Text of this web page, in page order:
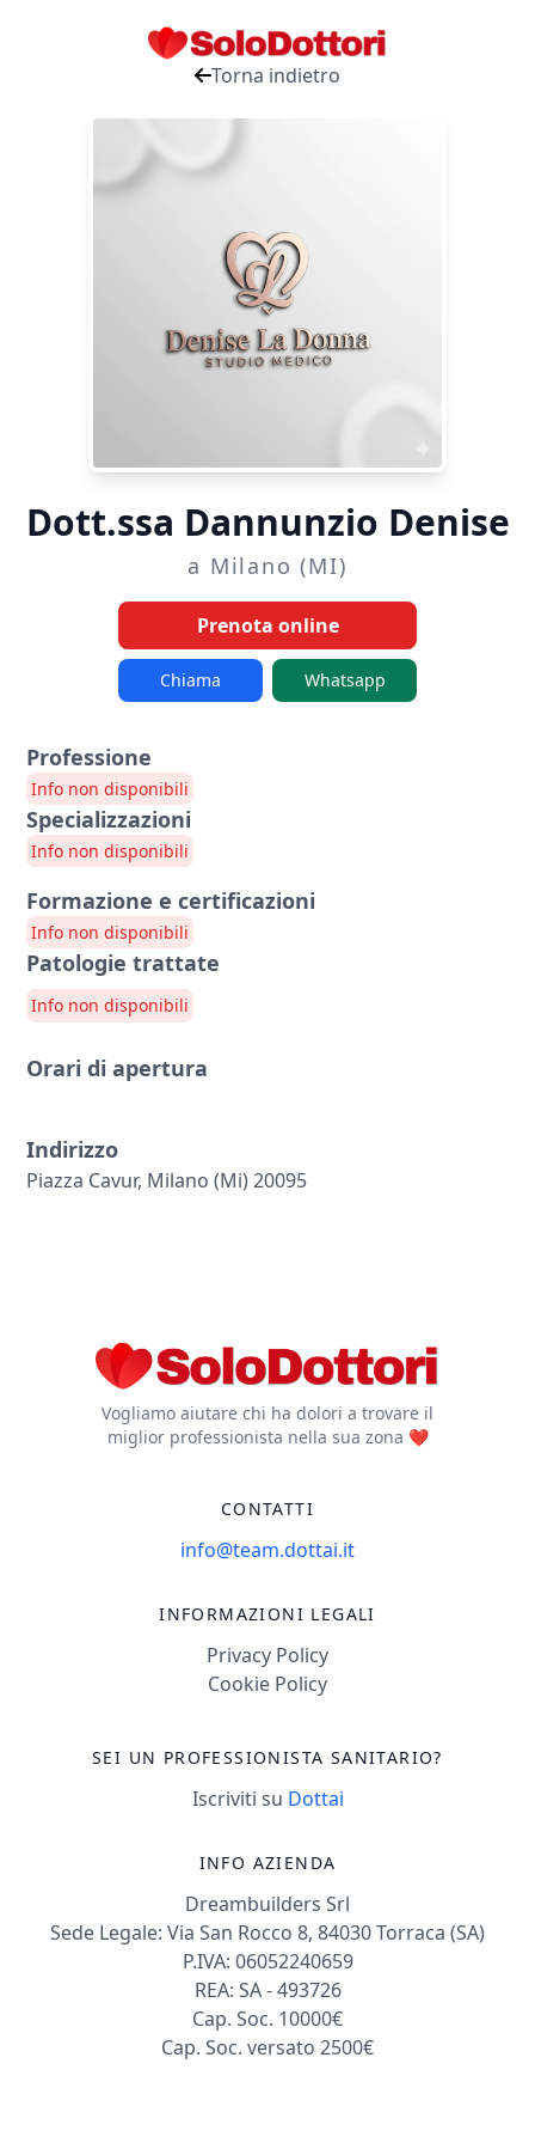
Torna indietro
Dott.ssa Dannunzio Denise
a Milano (MI)
Prenota online
Chiama Whatsapp
Professione
Info non disponibili
Specializzazioni
Info non disponibili
Formazione e certificazioni
Info non disponibili
Patologie trattate
Info non disponibili
Orari di apertura
Indirizzo
Piazza Cavur, Milano (mi) 20095
Vogliamo aiutare chi ha dolori a trovare il
miglior professionista nella sua zona ❤️
CONTATTI
info@team.dottai.it
INFORMAZIONI LEGALI
Privacy Policy
Cookie Policy
SEI UN PROFESSIONISTA SANITARIO?
Iscriviti su Dottai
INFO AZIENDA
Dreambuilders Srl
Sede Legale: Via San Rocco 8, 84030 Torraca (SA)
P.IVA: 06052240659
REA: SA - 493726
Cap. Soc. 10000€
Cap. Soc. versato 2500€